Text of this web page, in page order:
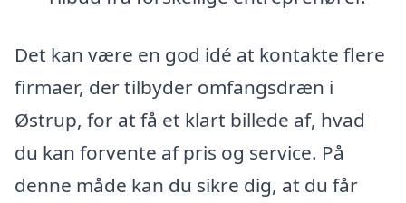
Det kan være en god idé at kontakte flere
firmaer, der tilbyder omfangsdræn i
Østrup, for at få et klart billede af, hvad
du kan forvente af pris og service. På
denne måde kan du sikre dig, at du får